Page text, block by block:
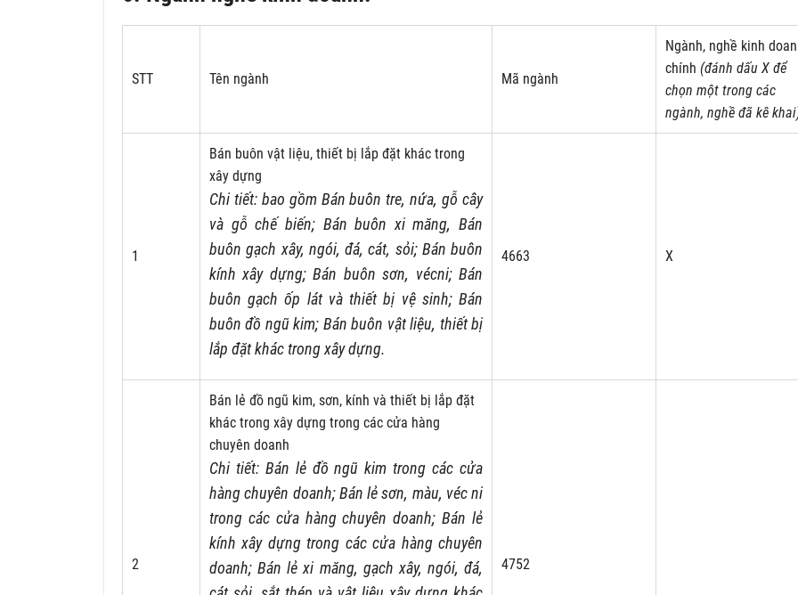
STT Tên ngành Mã ngành
Ngành, nghề kinh
chính (đánh dấu X để
chọn một trong các
ngành, nghề đã kê
1
Bán buôn vật liệu, thiết bị lắp đặt khác trong
xây dựng
Chi tiết: bao gồm Bán buôn tre, nứa, gỗ cây
và gỗ chế biến; Bán buôn xi măng, Bán
buôn gạch xây, ngói, đá, cát, sỏi; Bán buôn
kính xây dựng; Bán buôn sơn, vécni; Bán
buôn gạch ốp lát và thiết bị vệ sinh; Bán
buôn đồ ngũ kim; Bán buôn vật liệu, thiết bị
lắp đặt khác trong xây dựng.
4663 X
2
Bán lẻ đồ ngũ kim, sơn, kính và thiết bị lắp đặt
khác trong xây dựng trong các cửa hàng
chuyên doanh
Chi tiết: Bán lẻ đồ ngũ kim trong các cửa
hàng chuyên doanh; Bán lẻ sơn, màu, véc ni
trong các cửa hàng chuyên doanh; Bán lẻ
kính xây dựng trong các cửa hàng chuyên
doanh; Bán lẻ xi măng, gạch xây, ngói, đá,
4752